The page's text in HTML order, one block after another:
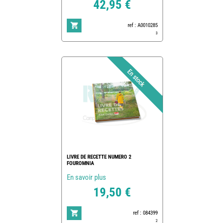
42,95 €
ref : A0010285
3
LIVRE DE RECETTE NUMERO 2
FOUROMNIA
En savoir plus
19,50 €
ref : 084399
2